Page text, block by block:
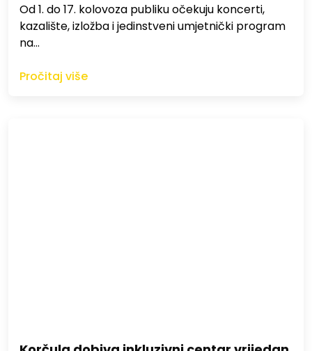
Od 1. do 17. kolovoza publiku očekuju koncerti,
kazalište, izložba i jedinstveni umjetnički program
na…
Pročitaj više